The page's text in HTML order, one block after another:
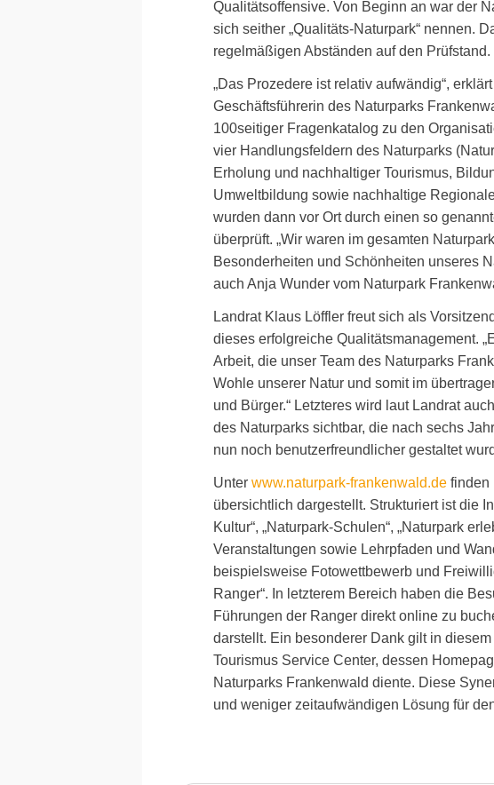
Qualitätsoffensive. Von Beginn an war der
sich seither „Qualitäts-Naturpark“ nennen.
regelmäßigen Abständen auf den Prüfstand.
„Das Prozedere ist relativ aufwändig“,
Geschäftsführerin des Naturparks
100seitiger Fragenkatalog zu den
vier Handlungsfeldern des Naturparks
Erholung und nachhaltiger Tourismus,
Umweltbildung sowie nachhaltige
wurden dann vor Ort durch einen so
überprüft. „Wir waren im gesamten
Besonderheiten und Schönheiten unseres
auch Anja Wunder vom Naturpark
Landrat Klaus Löffler freut sich als
dieses erfolgreiche Qualitätsmanagement.
Arbeit, die unser Team des Naturparks
Wohle unserer Natur und somit im
und Bürger.“ Letzteres wird laut Landrat
des Naturparks sichtbar, die nach sechs
nun noch benutzerfreundlicher gestaltet
Unter www.naturpark-frankenwald.de finden
übersichtlich dargestellt. Strukturiert ist die
Kultur“, „Naturpark-Schulen“, „Naturpark
Veranstaltungen sowie Lehrpfaden und
beispielsweise Fotowettbewerb und
Ranger“. In letzterem Bereich haben die
Führungen der Ranger direkt online zu
darstellt. Ein besonderer Dank gilt in
Tourismus Service Center, dessen
Naturparks Frankenwald diente. Diese
und weniger zeitaufwändigen Lösung für